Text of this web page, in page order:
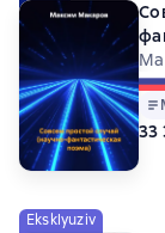
33
Eksklyuziv